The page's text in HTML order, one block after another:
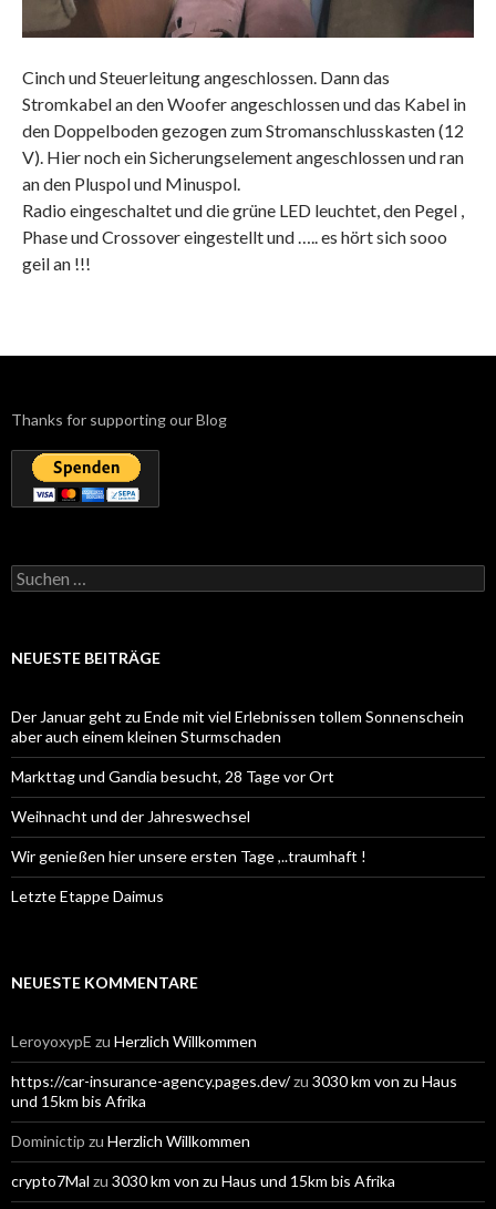
Cinch und Steuerleitung angeschlossen. Dann das
Stromkabel an den Woofer angeschlossen und das Kabel in
den Doppelboden gezogen zum Stromanschlusskasten (12
V). Hier noch ein Sicherungselement angeschlossen und ran
an den Pluspol und Minuspol.
Radio eingeschaltet und die grüne LED leuchtet, den Pegel ,
Phase und Crossover eingestellt und ….. es hört sich sooo
geil an !!!
Thanks for supporting our Blog
Suchen
nach:
NEUESTE BEITRÄGE
Der Januar geht zu Ende mit viel Erlebnissen tollem Sonnenschein
aber auch einem kleinen Sturmschaden
Markttag und Gandia besucht, 28 Tage vor Ort
Weihnacht und der Jahreswechsel
Wir genießen hier unsere ersten Tage ,..traumhaft !
Letzte Etappe Daimus
NEUESTE KOMMENTARE
LeroyoxypE zu Herzlich Willkommen
https://car-insurance-agency.pages.dev/zu 3030 km von zu Haus
und 15km bis Afrika
Dominictip zu Herzlich Willkommen
crypto7Mal zu 3030 km von zu Haus und 15km bis Afrika